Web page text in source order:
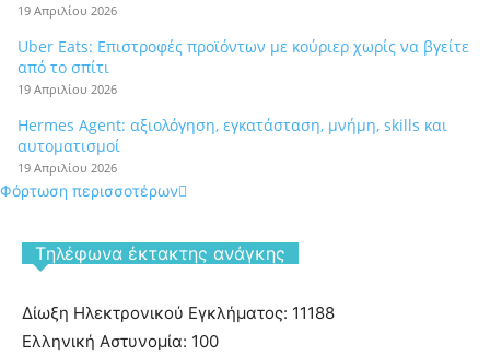
19 Απριλίου 2026
Uber Eats: Επιστροφές προϊόντων με κούριερ χωρίς να βγείτε
από το σπίτι
19 Απριλίου 2026
Hermes Agent: αξιολόγηση, εγκατάσταση, μνήμη, skills και
αυτοματισμοί
19 Απριλίου 2026
Φόρτωση περισσοτέρων
Tηλέφωνα έκτακτης ανάγκης
Δίωξη Ηλεκτρονικού Εγκλήματος: 11188
Ελληνική Αστυνομία: 100